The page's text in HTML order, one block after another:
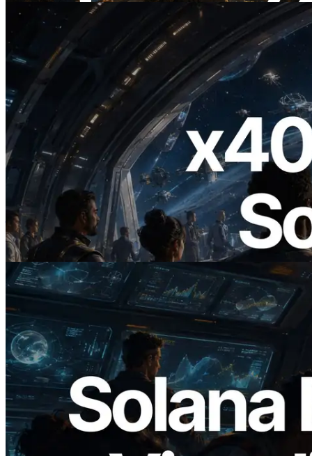
2026.07.04
ERPC 发布支持 x402 支付的 Solana RPC
— AI Agent 按需为 API 付费的时代开启
阅读此文章
2026.05.24